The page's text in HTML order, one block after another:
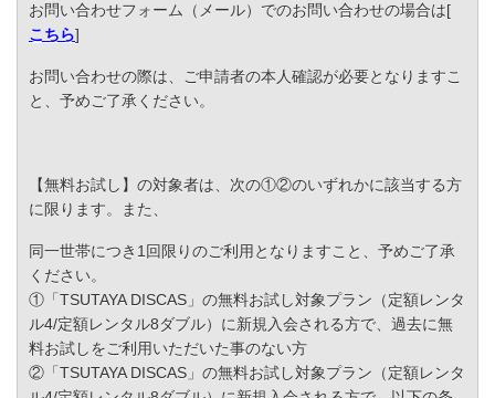
お問い合わせフォーム（メール）でのお問い合わせの場合は[
こちら]
お問い合わせの際は、ご申請者の本人確認が必要となりますこ
と、予めご了承ください。
【無料お試し】の対象者は、次の①②のいずれかに該当する方
に限ります。また、
同一世帯につき1回限りのご利用となりますこと、予めご了承
ください。
①「TSUTAYA DISCAS」の無料お試し対象プラン（定額レンタ
ル4/定額レンタル8ダブル）に新規入会される方で、過去に無
料お試しをご利用いただいた事のない方
②「TSUTAYA DISCAS」の無料お試し対象プラン（定額レンタ